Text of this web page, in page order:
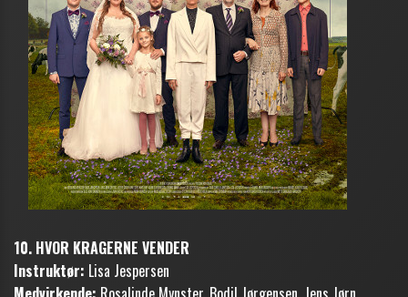
10. HVOR KRAGERNE VENDER
Instruktør: Lisa Jespersen